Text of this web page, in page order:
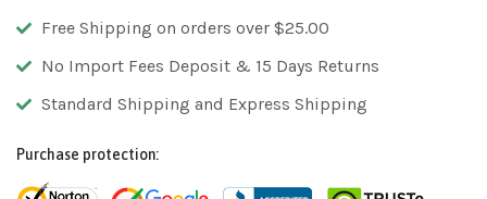
Free Shipping on orders over $25.00
No Import Fees Deposit & 15 Days Returns
Standard Shipping and Express Shipping
Purchase protection: